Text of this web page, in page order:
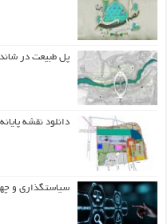
پل طبیعت در
دانلود نقشه
سیاستگذاری و